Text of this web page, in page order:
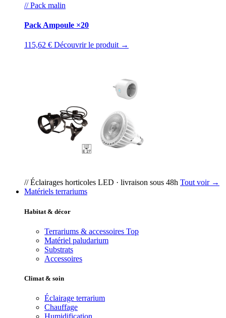
// Pack malin
Pack Ampoule ×20
115,62 € Découvrir le produit →
// Éclairages horticoles LED · livraison sous 48h Tout voir →
Matériels terrariums
Habitat & décor
Terrariums & accessoires Top
Matériel paludarium
Substrats
Accessoires
Climat & soin
Éclairage terrarium
Chauffage